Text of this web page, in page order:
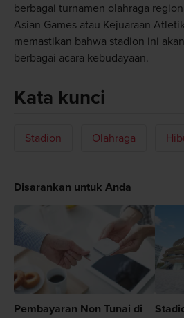
berbagai turnamen olahraga
Asian Games atau Kejuaraan
memastikan bahwa stadion ini
berbagai acara kebudayaan.
Kata kunci
Stadion Olahraga
Disarankan untuk Anda
Pembayaran Non Tunai di